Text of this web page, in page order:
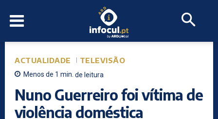
ACTUALIDADE TELEVISÃO
Menos de 1 min. de leitura
Nuno Guerreiro foi vítima de
violência doméstica